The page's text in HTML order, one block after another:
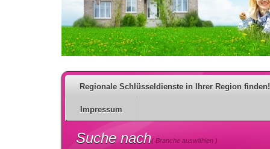
Regionale Schlüsseldienste in Ihrer Region finden!
Impressum
Suche nach( Branche auswählen )